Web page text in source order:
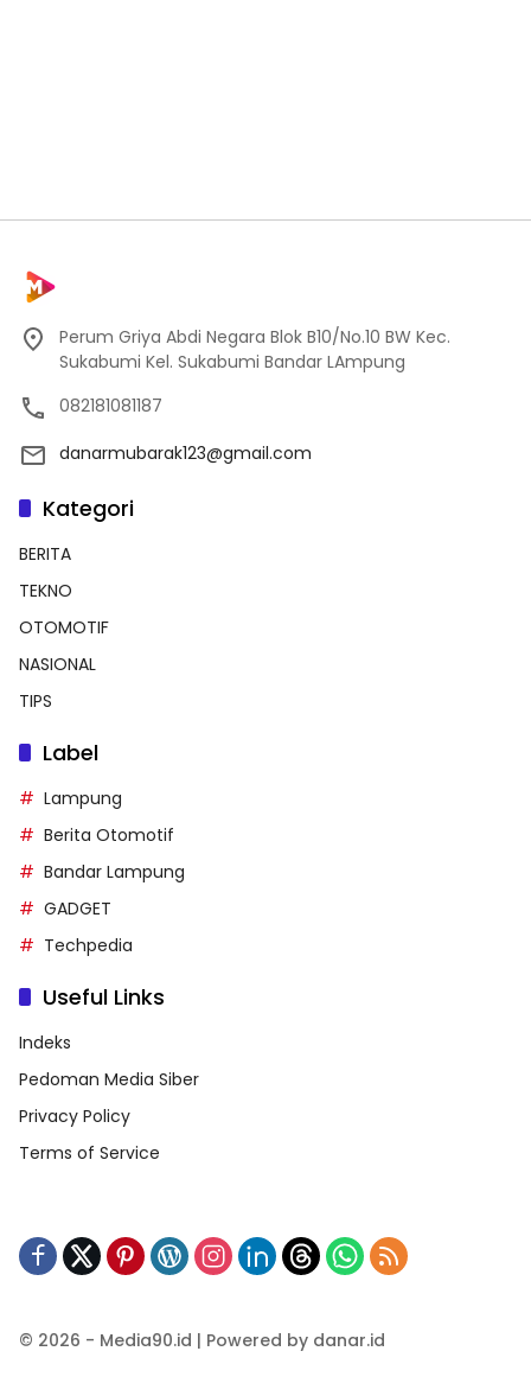
Perum Griya Abdi Negara Blok B10/No.10 BW Kec.
Sukabumi Kel. Sukabumi Bandar LAmpung
082181081187
danarmubarak123@gmail.com
Kategori
BERITA
TEKNO
OTOMOTIF
NASIONAL
TIPS
Label
Lampung
Berita Otomotif
Bandar Lampung
GADGET
Techpedia
Useful Links
Indeks
Pedoman Media Siber
Privacy Policy
Terms of Service
© 2026 - Media90.id | Powered by danar.id